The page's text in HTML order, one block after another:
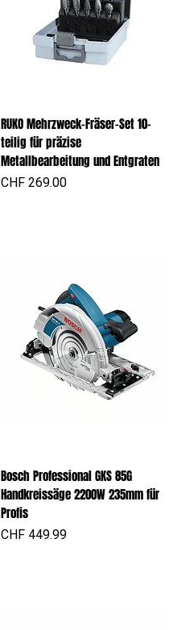
RUKO Mehrzweck-Fräser-Set 10-
teilig für präzise
Metallbearbeitung und Entgraten
Preis
CHF 269.00
Bosch Professional GKS 85G
Handkreissäge 2200W 235mm für
Profis
Preis
CHF 449.99